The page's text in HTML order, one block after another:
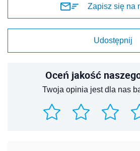
Zapisz się na
Udostępnij
Oceń jakość
Twoja opinia jest dla nas